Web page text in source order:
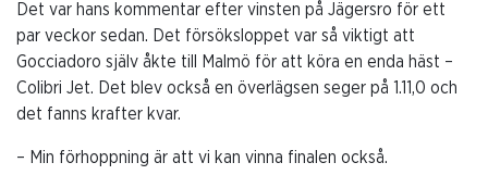
Det var hans kommentar efter vinsten på Jägersro för ett
par veckor sedan. Det försöksloppet var så viktigt att
Gocciadoro själv åkte till Malmö för att köra en enda häst –
Colibri Jet. Det blev också en överlägsen seger på 1.11,0 och
det fanns krafter kvar.
– Min förhoppning är att vi kan vinna finalen också.